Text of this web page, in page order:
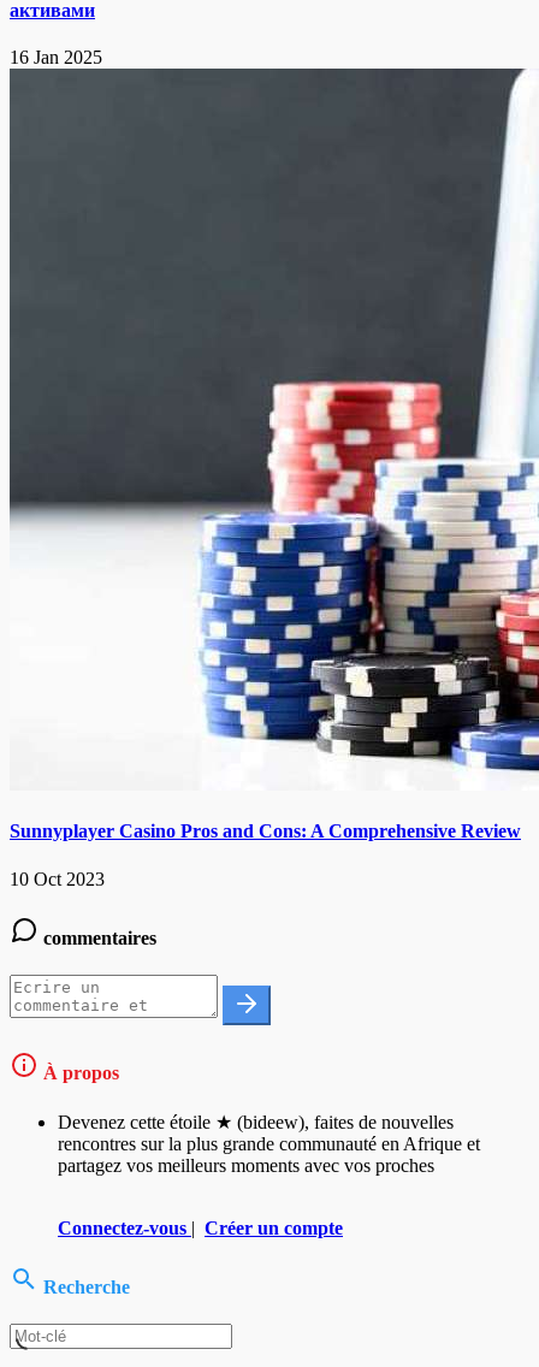
активами
16 Jan 2025
Sunnyplayer Casino Pros and Cons: A Comprehensive Review
10 Oct 2023
commentaires
À propos
Devenez cette étoile ★ (bideew), faites de nouvelles
rencontres sur la plus grande communauté en Afrique et
partagez vos meilleurs moments avec vos proches
Connectez-vous | Créer un compte
Recherche